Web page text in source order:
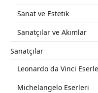
Sanat ve Estetik
Sanatçılar ve Akımlar
Sanatçılar
Leonardo da Vinci
Michelangelo Eserleri